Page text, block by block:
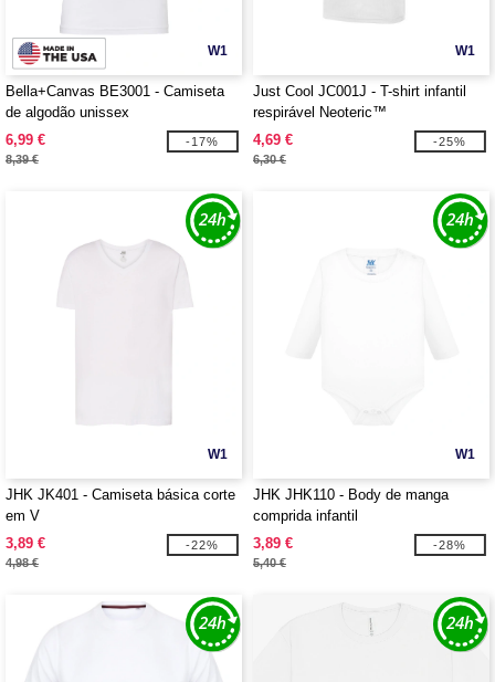
W1
Bella+Canvas BE3001 - Camiseta
de algodão unissex
6,99 €
8,39 €
-17%
W1
Just Cool JC001J - T-shirt infantil
respirável Neoteric™
4,69 €
6,30 €
-25%
W1
JHK JK401 - Camiseta básica corte
em V
3,89 €
4,98 €
-22%
W1
JHK JHK110 - Body de manga
comprida infantil
3,89 €
5,40 €
-28%